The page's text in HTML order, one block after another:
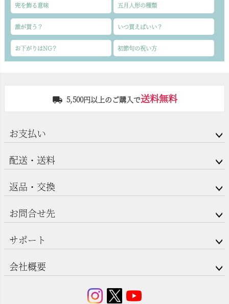
兜を飾る意味 五月人形の種類
誰が買う？ いつ買えばいい？
お下がりはNG？ 初節句の祝い方
5,500円以上のご購入で送料無料
お支払い
配送・送料
返品・交換
お問合せ先
サポート
会社概要